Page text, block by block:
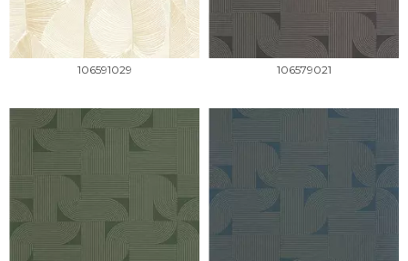
106591029 106579021